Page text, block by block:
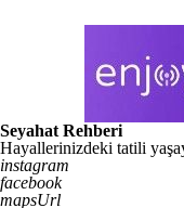
Seyahat Rehberi
Hayallerinizdeki tatili
instagram
facebook
mapsUrl